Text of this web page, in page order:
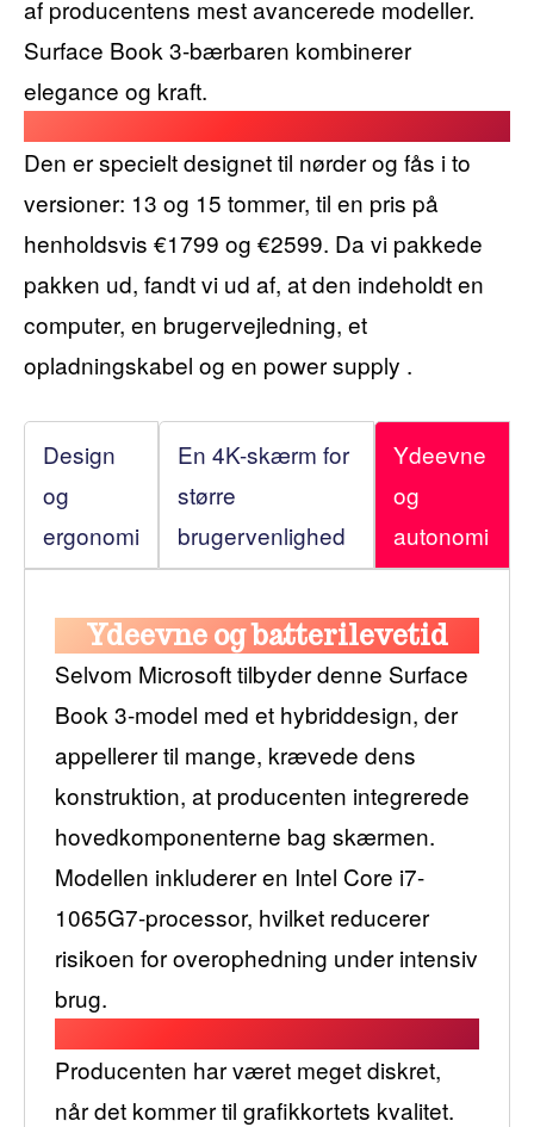
af ​​producentens mest avancerede modeller.
Surface Book 3-bærbaren kombinerer
elegance og kraft.
Den er specielt designet til nørder og fås i to
versioner: 13 og 15 tommer, til en pris på
henholdsvis €1799 og €2599. Da vi pakkede
pakken ud, fandt vi ud af, at den indeholdt en
computer, en brugervejledning, et
opladningskabel og en power supply .
Design
og
ergonomi
En 4K-skærm for
større
brugervenlighed
Ydeevne
og
autonomi
Ydeevne og batterilevetid
Selvom Microsoft tilbyder denne Surface
Book 3-model med et hybriddesign, der
appellerer til mange, krævede dens
konstruktion, at producenten integrerede
hovedkomponenterne bag skærmen.
Modellen inkluderer en Intel Core i7-
1065G7-processor, hvilket reducerer
risikoen for overophedning under intensiv
brug.
Producenten har været meget diskret,
når det kommer til grafikkortets kvalitet.